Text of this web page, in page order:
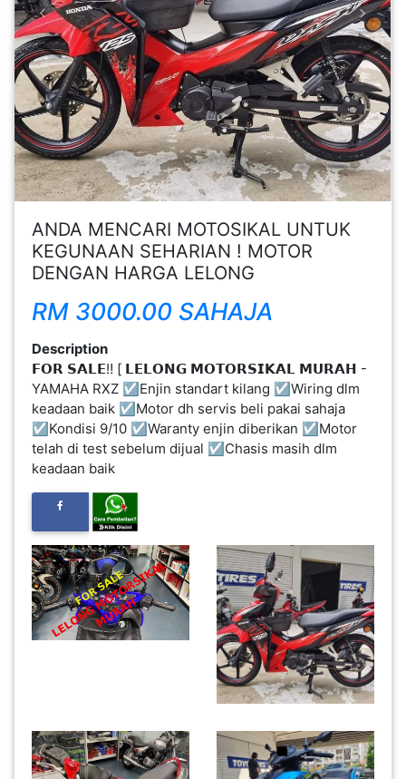
Previous Next
ANDA MENCARI MOTOSIKAL UNTUK
KEGUNAAN SEHARIAN ! MOTOR
DENGAN HARGA LELONG
RM 3000.00 SAHAJA
Description
𝗙𝗢𝗥 𝗦𝗔𝗟𝗘‼️ [ 𝗟𝗘𝗟𝗢𝗡𝗚 𝗠𝗢𝗧𝗢𝗥𝗦𝗜𝗞𝗔𝗟 𝗠𝗨𝗥𝗔𝗛 -
YAMAHA RXZ ☑️Enjin standart kilang ☑️Wiring dlm
keadaan baik ☑️Motor dh servis beli pakai sahaja
☑️Kondisi 9/10 ☑️Waranty enjin diberikan ☑️Motor
telah di test sebelum dijual ☑️Chasis masih dlm
keadaan baik
FESYEN
WANITA(0)
KECANTIKAN(7)
FESYEN
LELAKI(0)
MINYAK
WANGI(8)
PENDIDIKAN(19)
DERMA
DAN
INFAK(0)
ARTIKEL(14)
PEMBORONG(2)
MAKANAN(25)